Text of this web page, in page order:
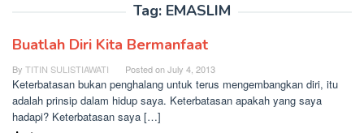
Tag: EMASLIM
Buatlah Diri Kita Bermanfaat
By TITIN SULISTIAWATI Posted onJuly 4, 2013
Keterbatasan bukan penghalang untuk terus mengembangkan diri, itu
adalah prinsip dalam hidup saya. Keterbatasan apakah yang saya
hadapi? Keterbatasan saya […]